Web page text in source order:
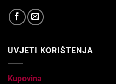
UVJETI KORIŠTENJA
Kupovina